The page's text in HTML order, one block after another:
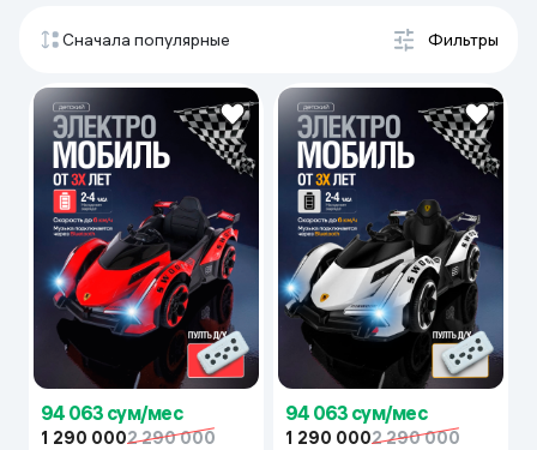
Сначала популярные Фильтры
94 063 сум/мес
1 290 0002 290 000
94 063 сум/мес
1 290 0002 290 000